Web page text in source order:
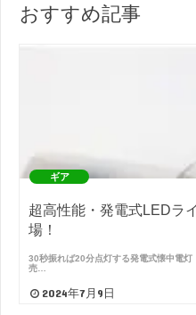
おすすめ記事
ギア
超高性能・発電式LEDラ
場！
30秒振れば20分点灯する発電式懐中電
売…
2024年7月9日